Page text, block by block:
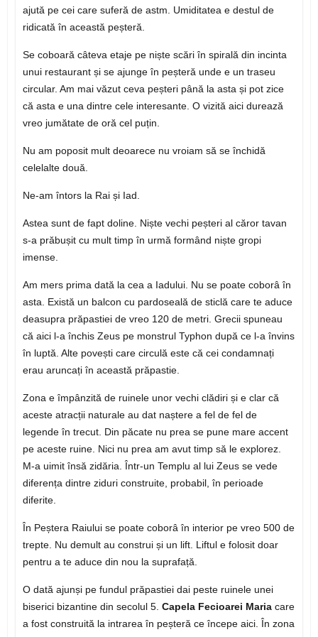
ajută pe cei care suferă de astm. Umiditatea e destul de
ridicată în această peșteră.
Se coboară câteva etaje pe niște scări în spirală din incinta
unui restaurant și se ajunge în peșteră unde e un traseu
circular. Am mai văzut ceva peșteri până la asta și pot zice
că asta e una dintre cele interesante. O vizită aici durează
vreo jumătate de oră cel puțin.
Nu am poposit mult deoarece nu vroiam să se închidă
celelalte două.
Ne-am întors la Rai și Iad.
Astea sunt de fapt doline. Niște vechi peșteri al căror tavan
s-a prăbușit cu mult timp în urmă formând niște gropi
imense.
Am mers prima dată la cea a Iadului. Nu se poate coborâ în
asta. Există un balcon cu pardoseală de sticlă care te aduce
deasupra prăpastiei de vreo 120 de metri. Grecii spuneau
că aici l-a închis Zeus pe monstrul Typhon după ce l-a învins
în luptă. Alte povești care circulă este că cei condamnați
erau aruncați în această prăpastie.
Zona e împânzită de ruinele unor vechi clădiri și e clar că
aceste atracții naturale au dat naștere a fel de fel de
legende în trecut. Din păcate nu prea se pune mare accent
pe aceste ruine. Nici nu prea am avut timp să le explorez.
M-a uimit însă zidăria. Într-un Templu al lui Zeus se vede
diferența dintre ziduri construite, probabil, în perioade
diferite.
În Peștera Raiului se poate coborâ în interior pe vreo 500 de
trepte. Nu demult au construi și un lift. Liftul e folosit doar
pentru a te aduce din nou la suprafață.
O dată ajunși pe fundul prăpastiei dai peste ruinele unei
biserici bizantine din secolul 5. Capela Fecioarei Mariacare
a fost construită la intrarea în peșteră ce începe aici. În zona